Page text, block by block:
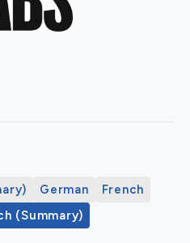
German
French
(Summary)